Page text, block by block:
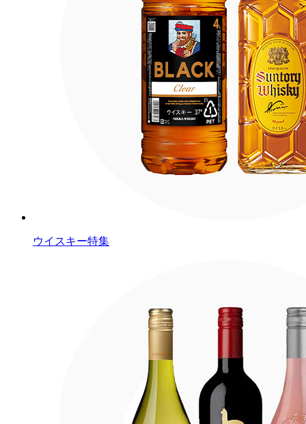
ウイスキー特集